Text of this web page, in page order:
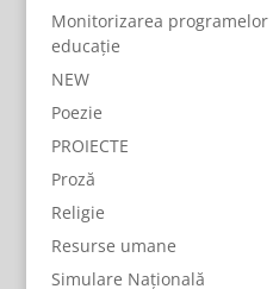
Monitorizarea
educație
NEW
Poezie
PROIECTE
Proză
Religie
Resurse umane
Simulare Națională